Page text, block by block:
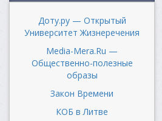
Доту.ру — Открытый
Университет Жизнеречения
Media-Mera.Ru —
Общественно-полезные
образы
Закон Времени
КОБ в Литве